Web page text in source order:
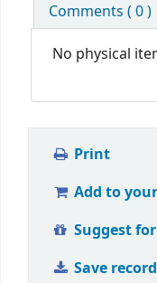
Comments ( 0 )
No physical
Print
Add to
Suggest
Save record